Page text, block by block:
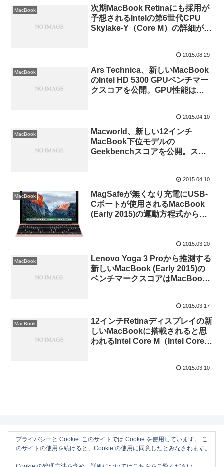
MacBook
次期MacBook Retinaにも採用が
予想されるIntelの第6世代CPU
Skylake-Y（Core M）の詳細が公
2015.08.29
MacBook
Ars Technica、新しいMacBook
のIntel HD 5300 GPUベンチマー
クスコアを公開。GPU性能は
2015.04.10
MacBook
Macworld、新しい12インチ
MacBook下位モデルの
Geekbenchスコアを公開。スコ
2015.04.10
MacBook
MagSafeが無くなり充電にUSB-
Cポートが使用されるMacBook
(Early 2015)の運動方程式から導
2015.03.20
MacBook
Lenovo Yoga 3 Proから推測する
新しいMacBook (Early 2015)の
ベンチマークスコアはMacBook
2015.03.17
MacBook
12インチRetinaディスプレイの新
しいMacBookに搭載されると思
われるIntel Core M（Intel Core
2015.03.10
AAPL Ch.
プライバシーと Cookie: このサイトでは Cookie を使用しています。 こ
のサイトの使用を続けると、Cookie の使用に同意したとみなされます。